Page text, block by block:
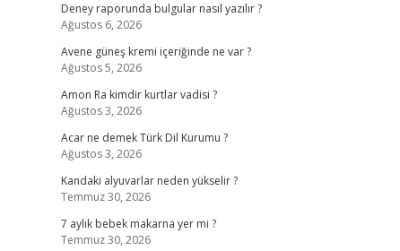
Deney raporunda bulgular nasıl yazılır ?
Ağustos 6, 2026
Avene güneş kremi içeriğinde ne var ?
Ağustos 5, 2026
Amon Ra kimdir kurtlar vadisi ?
Ağustos 3, 2026
Acar ne demek Türk Dil Kurumu ?
Ağustos 3, 2026
Kandaki alyuvarlar neden yükselir ?
Temmuz 30, 2026
7 aylık bebek makarna yer mi ?
Temmuz 30, 2026